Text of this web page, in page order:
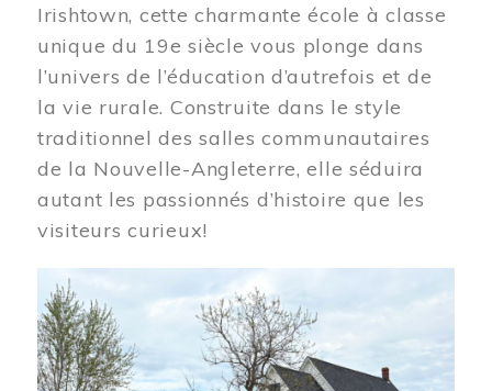
Irishtown, cette charmante école à classe
unique du 19e siècle vous plonge dans
l’univers de l’éducation d’autrefois et de
la vie rurale. Construite dans le style
traditionnel des salles communautaires
de la Nouvelle-Angleterre, elle séduira
autant les passionnés d’histoire que les
visiteurs curieux!
Image